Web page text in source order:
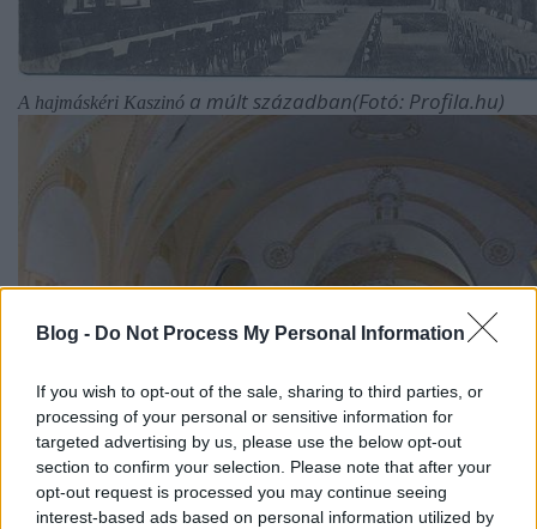
Blog - Do Not Process My Personal Information
If you wish to opt-out of the sale, sharing to third parties, or
processing of your personal or sensitive information for
targeted advertising by us, please use the below opt-out
section to confirm your selection. Please note that after your
opt-out request is processed you may continue seeing
interest-based ads based on personal information utilized by
A hajmáskéri Kaszinó a múlt században(Fotó: Profila.hu)